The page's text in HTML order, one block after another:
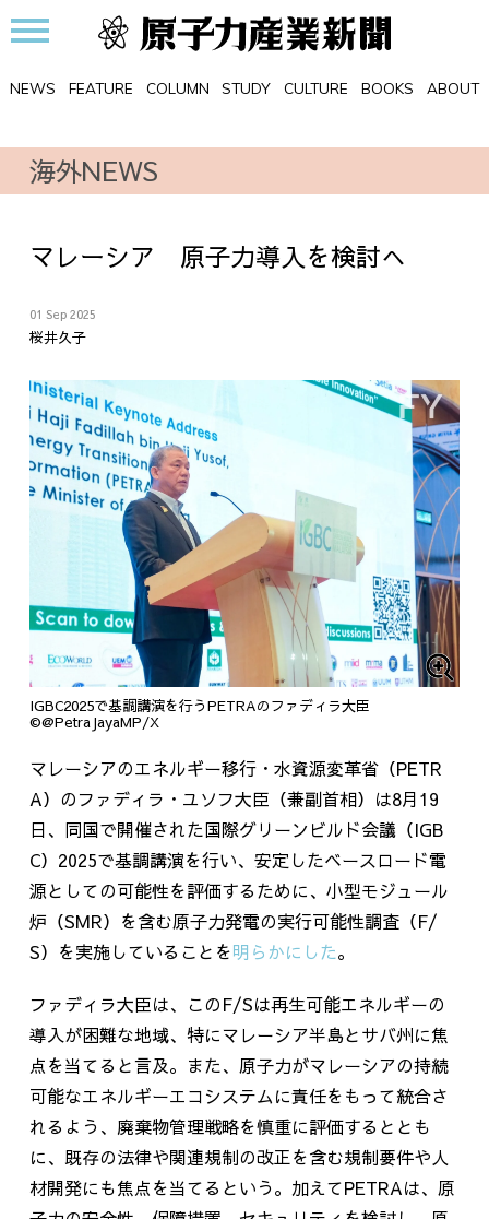
NEWS FEATURE COLUMN STUDY CULTURE BOOKS ABOUT
海外NEWS
マレーシア 原子力導入を検討へ
01 Sep 2025
桜井久子
IGBC2025で基調講演を行うPETRAのファディラ大臣
©@PetraJayaMP/X
マレーシアのエネルギー移行・水資源変革省（PETR
A）のファディラ・ユソフ大臣（兼副首相）は8月19
日、同国で開催された国際グリーンビルド会議（IGB
C） 2025で基調講演を行い、安定したベースロード電
源としての可能性を評価するために、小型モジュール
炉（SMR）を含む原子力発電の実行可能性調査（F/
S）を実施していることを明らかにした。
ファディラ大臣は、このF/Sは再生可能エネルギーの
導入が困難な地域、特にマレーシア半島とサバ州に焦
点を当てると言及。また、原子力がマレーシアの持続
可能なエネルギーエコシステムに責任をもって統合さ
れるよう、廃棄物管理戦略を慎重に評価するととも
に、既存の法律や関連規制の改正を含む規制要件や人
材開発にも焦点を当てるという。加えてPETRAは、原